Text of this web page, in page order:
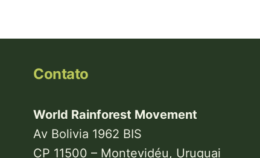
Contato
World Rainforest Movement
Av Bolivia 1962 BIS
CP 11500 – Montevidéu, Uruguai